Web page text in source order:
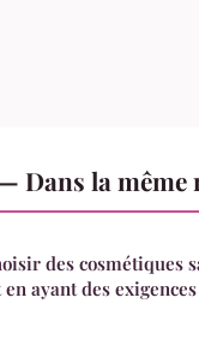
Dans la
des cosmétiques
ayant des